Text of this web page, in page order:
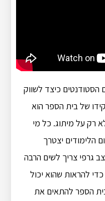
כיצד לשווק
של בית הספר הוא
רק על מיתוג. כל מי
הלימודים יצטרך
גרפי צריך לשים הרבה
להראות שהוא יכול
הספר להתאים את